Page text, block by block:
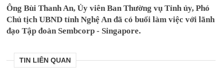
Ông Bùi Thanh An, Ủy viên Ban Thường vụ Tỉnh ủy, Phó
Chủ tịch UBND tỉnh Nghệ An đã có buổi làm việc với lãnh
đạo Tập đoàn Sembcorp - Singapore.
TIN LIÊN QUAN